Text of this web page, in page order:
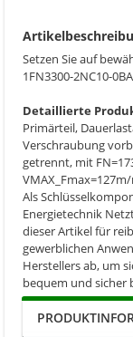
Setzen Sie auf
1FN3300-2NC10-
Detaillierte
Primärteil,
Verschraubung
getrennt, mit
Als
Energietechnik
dieser Artikel für
gewerblichen
Herstellers ab, um
bequem und sicher